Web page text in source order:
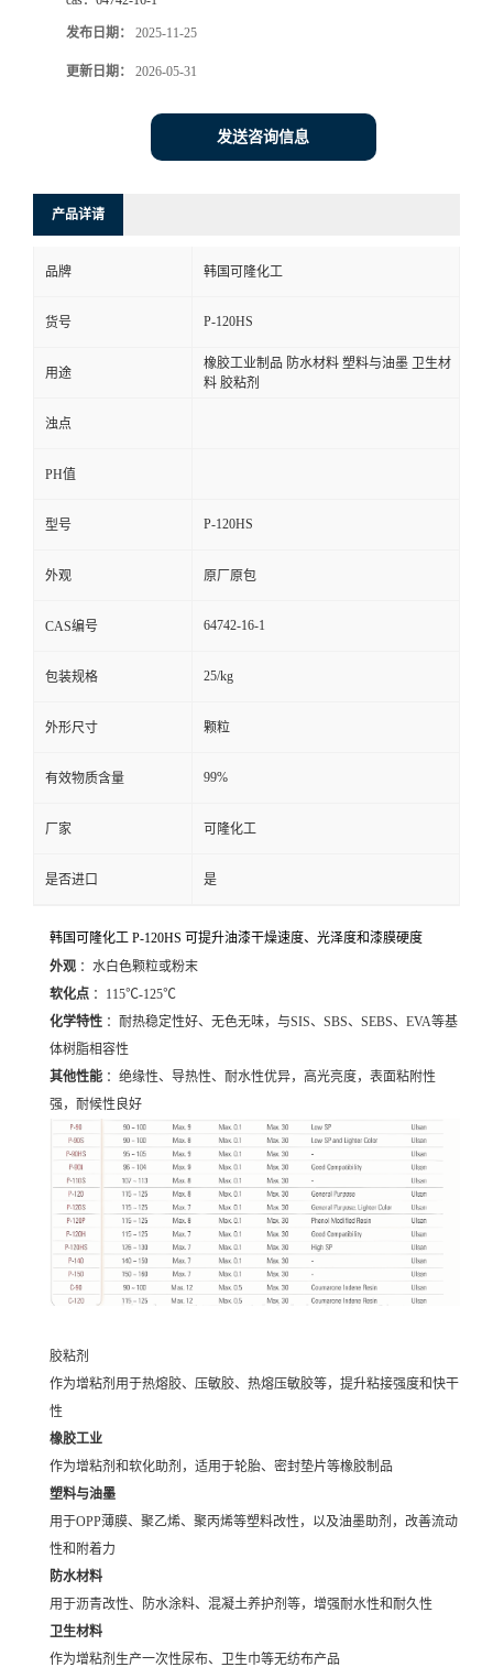
发布日期： 2025-11-25
更新日期： 2026-05-31
发送咨询信息
产品详请
品牌 韩国可隆化工
货号 P-120HS
用途
橡胶工业制品 防水材料 塑料与油墨 卫生材
料 胶粘剂
浊点
PH值
型号 P-120HS
外观 原厂原包
CAS编号 64742-16-1
包装规格 25/kg
外形尺寸 颗粒
有效物质含量 99%
厂家 可隆化工
是否进口 是
韩国可隆化工 P-120HS 可提升油漆干燥速度、光泽度和漆膜硬度
外观 ：水白色颗粒或粉末
软化点 ：115℃-125℃
化学特性 ：耐热稳定性好、无色无味，与SIS、SBS、SEBS、EVA等基
体树脂相容性
其他性能 ：绝缘性、导热性、耐水性优异，高光亮度，表面粘附性
强，耐候性良好
胶粘剂
作为增粘剂用于热熔胶、压敏胶、热熔压敏胶等，提升粘接强度和快干
性
橡胶工业
作为增粘剂和软化助剂，适用于轮胎、密封垫片等橡胶制品
塑料与油墨
用于OPP薄膜、聚乙烯、聚丙烯等塑料改性，以及油墨助剂，改善流动
性和附着力
防水材料
用于沥青改性、防水涂料、混凝土养护剂等，增强耐水性和耐久性
卫生材料
作为增粘剂生产一次性尿布、卫生巾等无纺布产品